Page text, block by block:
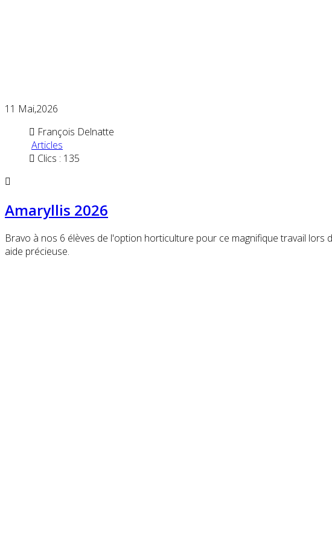
11 Mai,2026
François Delnatte
Articles
Clics : 135
Amaryllis 2026
Bravo à nos 6 élèves de l'option horticulture pour ce magnifique travail
aide précieuse.